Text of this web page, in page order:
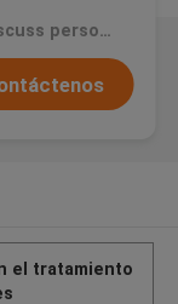
Precio：discuss personally
el tratamiento